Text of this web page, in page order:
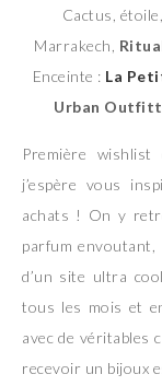
Cactus,
Marrakech,
Enceinte : La
Urban
Première
j’espère vous
achats ! On y
parfum
d’un site ultra
tous les mois et
avec de véritables
recevoir un bijoux